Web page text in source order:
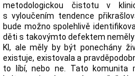
metodologickou čistotu v
s vyloučením tendence
bude možno spolehlivě
děti s takovýmto defektem
KI, ale měly by být ponechány
existuje, existovala a
to líbí, nebo ne. Tato komunita